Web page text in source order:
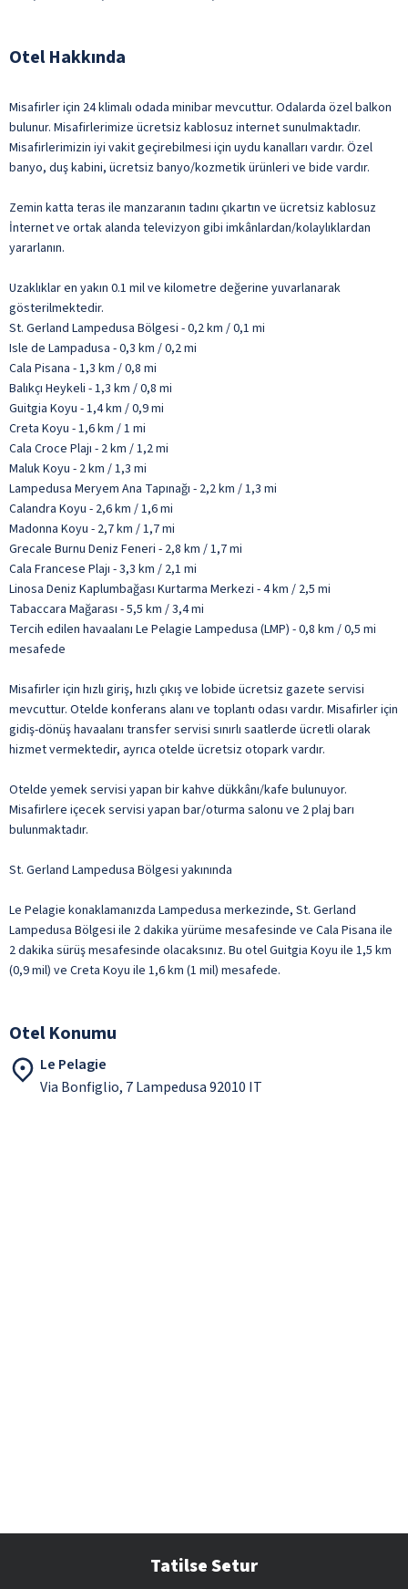
Otel Hakkında
Misafirler için 24 klimalı odada minibar mevcuttur. Odalarda özel balkon
bulunur. Misafirlerimize ücretsiz kablosuz internet sunulmaktadır.
Misafirlerimizin iyi vakit geçirebilmesi için uydu kanalları vardır. Özel
banyo, duş kabini, ücretsiz banyo/kozmetik ürünleri ve bide vardır.
Zemin katta teras ile manzaranın tadını çıkartın ve ücretsiz kablosuz
İnternet ve ortak alanda televizyon gibi imkânlardan/kolaylıklardan
yararlanın.
Uzaklıklar en yakın 0.1 mil ve kilometre değerine yuvarlanarak
gösterilmektedir.
St. Gerland Lampedusa Bölgesi - 0,2 km / 0,1 mi
Isle de Lampadusa - 0,3 km / 0,2 mi
Cala Pisana - 1,3 km / 0,8 mi
Balıkçı Heykeli - 1,3 km / 0,8 mi
Guitgia Koyu - 1,4 km / 0,9 mi
Creta Koyu - 1,6 km / 1 mi
Cala Croce Plajı - 2 km / 1,2 mi
Maluk Koyu - 2 km / 1,3 mi
Lampedusa Meryem Ana Tapınağı - 2,2 km / 1,3 mi
Calandra Koyu - 2,6 km / 1,6 mi
Madonna Koyu - 2,7 km / 1,7 mi
Grecale Burnu Deniz Feneri - 2,8 km / 1,7 mi
Cala Francese Plajı - 3,3 km / 2,1 mi
Linosa Deniz Kaplumbağası Kurtarma Merkezi - 4 km / 2,5 mi
Tabaccara Mağarası - 5,5 km / 3,4 mi
Tercih edilen havaalanı Le Pelagie Lampedusa (LMP) - 0,8 km / 0,5 mi
mesafede
Misafirler için hızlı giriş, hızlı çıkış ve lobide ücretsiz gazete servisi
mevcuttur. Otelde konferans alanı ve toplantı odası vardır. Misafirler için
gidiş-dönüş havaalanı transfer servisi sınırlı saatlerde ücretli olarak
hizmet vermektedir, ayrıca otelde ücretsiz otopark vardır.
Otelde yemek servisi yapan bir kahve dükkânı/kafe bulunuyor.
Misafirlere içecek servisi yapan bar/oturma salonu ve 2 plaj barı
bulunmaktadır.
St. Gerland Lampedusa Bölgesi yakınında
Le Pelagie konaklamanızda Lampedusa merkezinde, St. Gerland
Lampedusa Bölgesi ile 2 dakika yürüme mesafesinde ve Cala Pisana ile
2 dakika sürüş mesafesinde olacaksınız. Bu otel Guitgia Koyu ile 1,5 km
(0,9 mil) ve Creta Koyu ile 1,6 km (1 mil) mesafede.
Otel Konumu
Le Pelagie
Via Bonfiglio, 7 Lampedusa 92010 IT
Tatilse Setur